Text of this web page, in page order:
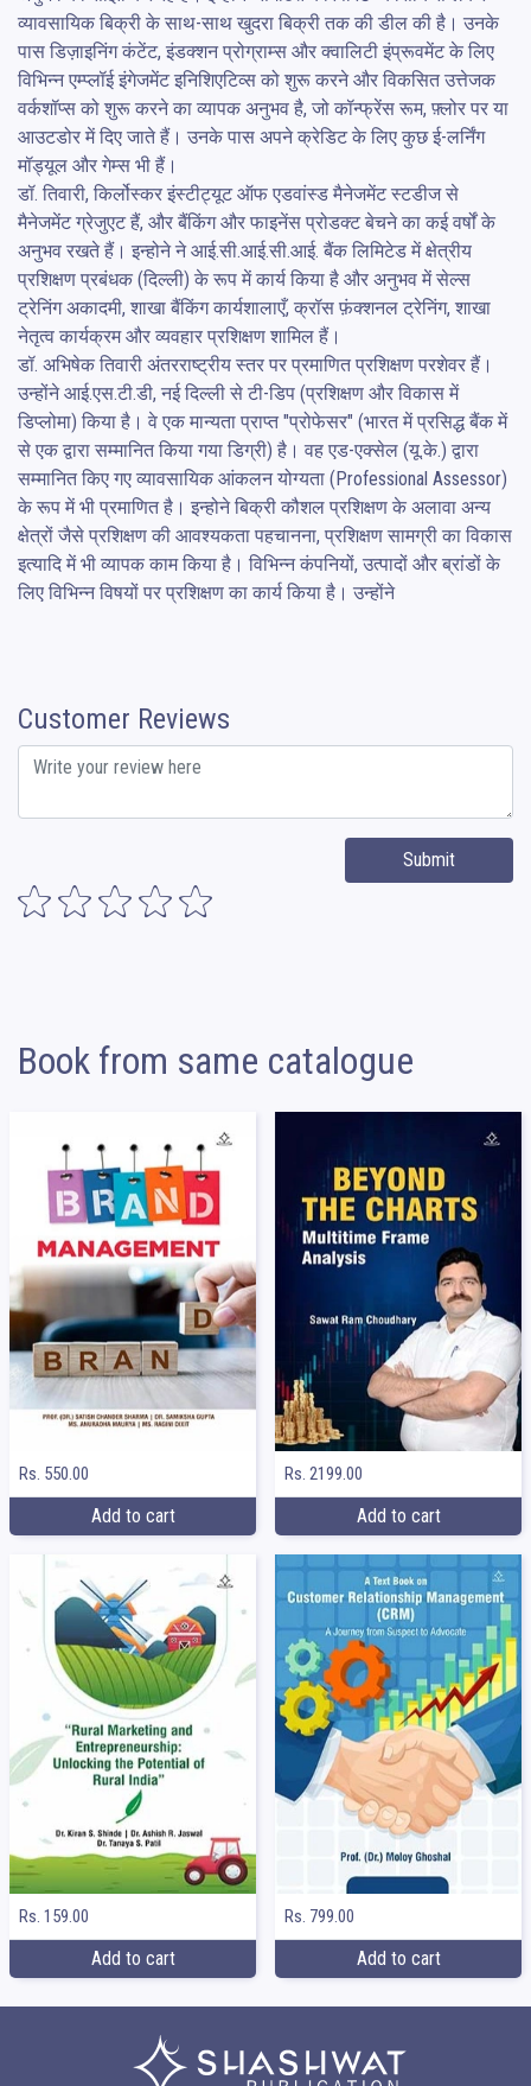
व्यावसायिक बिक्री के साथ-साथ खुदरा बिक्री तक की डील की है। उनके
पास डिज़ाइनिंग कंटेंट, इंडक्शन प्रोग्राम्स और क्वालिटी इंप्रूवमेंट के लिए
विभिन्न एम्प्लॉई इंगेजमेंट इनिशिएटिव्स को शुरू करने और विकसित उत्तेजक
वर्कशॉप्स को शुरू करने का व्यापक अनुभव है, जो कॉन्फ्रेंस रूम, फ़्लोर पर या
आउटडोर में दिए जाते हैं। उनके पास अपने क्रेडिट के लिए कुछ ई-लर्निंग
मॉड्यूल और गेम्स भी हैं।
डॉ. तिवारी, किर्लोस्कर इंस्टीट्यूट ऑफ एडवांस्ड मैनेजमेंट स्टडीज से
मैनेजमेंट ग्रेजुएट हैं, और बैंकिंग और फाइनेंस प्रोडक्ट बेचने का कई वर्षों के
अनुभव रखते हैं। इन्होने ने आई.सी.आई.सी.आई. बैंक लिमिटेड में क्षेत्रीय
प्रशिक्षण प्रबंधक (दिल्ली) के रूप में कार्य किया है और अनुभव में सेल्स
ट्रेनिंग अकादमी, शाखा बैंकिंग कार्यशालाएँ, क्रॉस फ़ंक्शनल ट्रेनिंग, शाखा
नेतृत्व कार्यक्रम और व्यवहार प्रशिक्षण शामिल हैं।
डॉ. अभिषेक तिवारी अंतरराष्ट्रीय स्तर पर प्रमाणित प्रशिक्षण परशेवर हैं।
उन्होंने आई.एस.टी.डी, नई दिल्ली से टी-डिप (प्रशिक्षण और विकास में
डिप्लोमा) किया है। वे एक मान्यता प्राप्त "प्रोफेसर" (भारत में प्रसिद्ध बैंक में
से एक द्वारा सम्मानित किया गया डिग्री) है। वह एड-एक्सेल (यू.के.) द्वारा
सम्मानित किए गए व्यावसायिक आंकलन योग्यता (Professional Assessor)
के रूप में भी प्रमाणित है। इन्होने बिक्री कौशल प्रशिक्षण के अलावा अन्य
क्षेत्रों जैसे प्रशिक्षण की आवश्यकता पहचानना, प्रशिक्षण सामग्री का विकास
इत्यादि में भी व्यापक काम किया है। विभिन्न कंपनियों, उत्पादों और ब्रांडों के
लिए विभिन्न विषयों पर प्रशिक्षण का कार्य किया है। उन्होंने
Customer Reviews
Submit
Book from same catalogue
Rs. 550.00
Add to cart
Rs. 2199.00
Add to cart
Rs. 159.00
Add to cart
Rs. 799.00
Add to cart